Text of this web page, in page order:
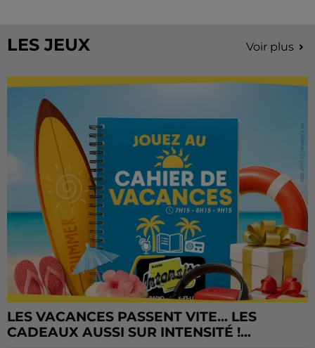
LES JEUX Voir plus
LES VACANCES PASSENT VITE... LES
CADEAUX AUSSI SUR INTENSITÉ !...